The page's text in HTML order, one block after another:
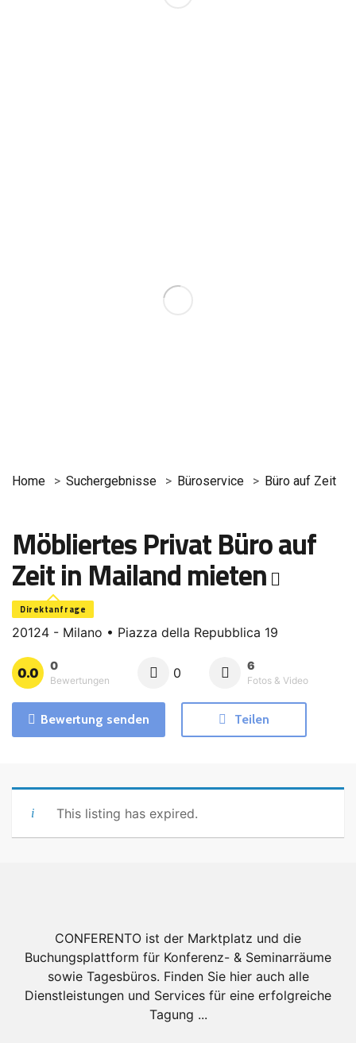
Home Suchergebnisse Büroservice Büro auf Zeit
Möbliertes Privat Büro auf
Zeit in Mailand mieten
Direktanfrage
20124 - Milano • Piazza della Repubblica 19
0.0 0
Bewertungen 0 6
Fotos & Video
Bewertung senden Teilen
This listing has expired.
CONFERENTO ist der Marktplatz und die
Buchungsplattform für Konferenz- & Seminarräume
sowie Tagesbüros. Finden Sie hier auch alle
Dienstleistungen und Services für eine erfolgreiche
Tagung ...